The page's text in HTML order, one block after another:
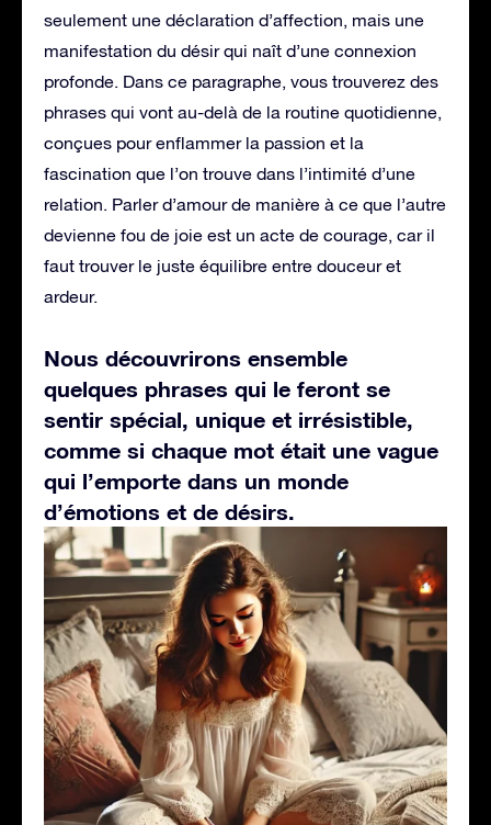
seulement une déclaration d’affection, mais une
manifestation du désir qui naît d’une connexion
profonde. Dans ce paragraphe, vous trouverez des
phrases qui vont au-delà de la routine quotidienne,
conçues pour enflammer la passion et la
fascination que l’on trouve dans l’intimité d’une
relation. Parler d’amour de manière à ce que l’autre
devienne fou de joie est un acte de courage, car il
faut trouver le juste équilibre entre douceur et
ardeur.
Nous découvrirons ensemble
quelques phrases qui le feront se
sentir spécial, unique et irrésistible,
comme si chaque mot était une vague
qui l’emporte dans un monde
d’émotions et de désirs.